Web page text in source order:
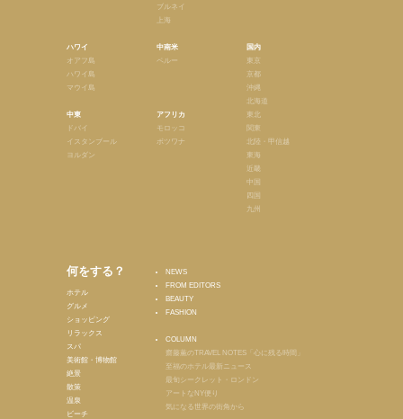
ハワイ
オアフ島
ハワイ島
マウイ島
中東
ドバイ
イスタンブール
ヨルダン
ブルネイ
上海
中南米
ペルー
アフリカ
モロッコ
ボツワナ
国内
東京
京都
沖縄
北海道
東北
関東
北陸・甲信越
東海
近畿
中国
四国
九州
何をする？
ホテル
グルメ
ショッピング
リラックス
スパ
美術館・博物館
絶景
散策
温泉
ビーチ
NEWS
FROM EDITORS
BEAUTY
FASHION
COLUMN
齋藤薫のTRAVEL NOTES「心に残る時間」
至福のホテル最新ニュース
最旬シークレット・ロンドン
アートなNY便り
気になる世界の街角から